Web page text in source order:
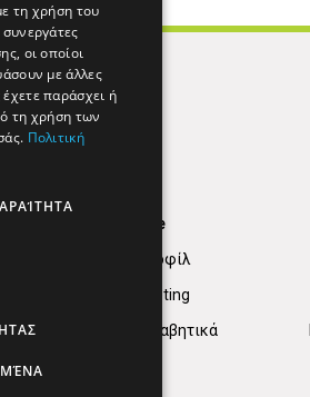
Find Here
Εταιρικό Προφίλ
Digital marketing
Κατηγορίες Αλφαβητικά
τη χρήση του
οι οποίοι
με άλλες
παράσχει ή
τη χρήση των
Πολιτική